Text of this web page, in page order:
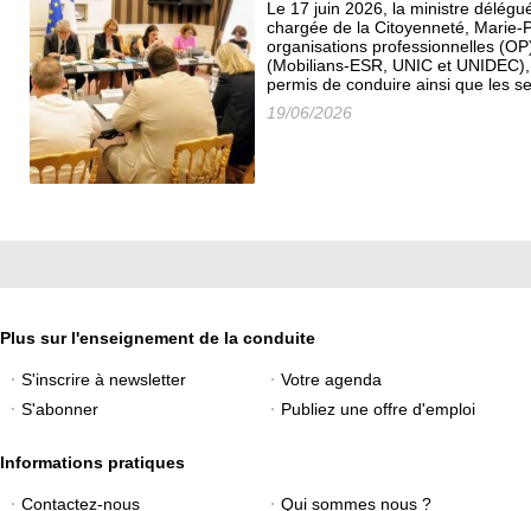
Le 17 juin 2026, la ministre
chargée de la Citoyenneté, Marie-
organisations professionnelles
(Mobilians-ESR, UNIC et
permis de conduire ainsi que les
19/06/2026
Plus sur l'enseignement de la conduite
S'inscrire à newsletter
Votre agenda
S'abonner
Publiez une offre d'emploi
Informations pratiques
Contactez-nous Qui sommes nous ?